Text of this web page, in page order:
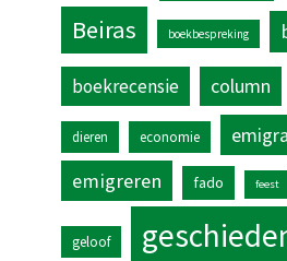
Beiras boekbespreking
boekrecensie column
dieren economie
emigreren
fado feest
geloof